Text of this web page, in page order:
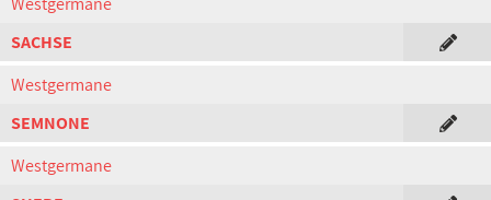
SACHSE
Westgermane
SEMNONE
Westgermane